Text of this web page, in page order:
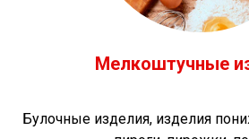
Мелкоштучные
Булочные изделия, изделия